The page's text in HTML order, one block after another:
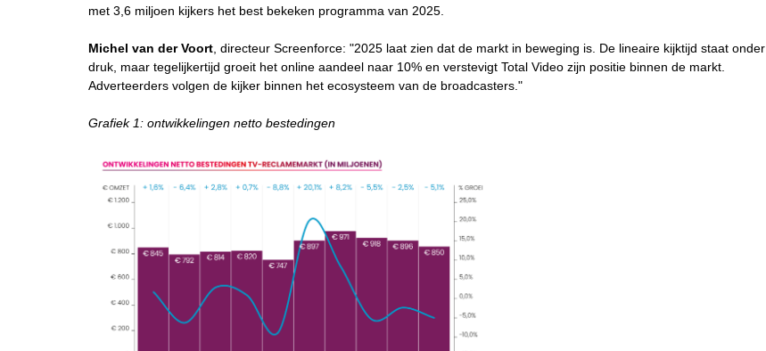
met 3,6 miljoen kijkers het best bekeken programma van 2025.
Michel van der Voort , directeur Screenforce: "2025 laat zien dat de markt in beweging is. De lineaire kijktijd staat onder
druk, maar tegelijkertijd groeit het online aandeel naar 10% en verstevigt Total Video zijn positie binnen de markt.
Adverteerders volgen de kijker binnen het ecosysteem van de broadcasters."
Grafiek 1: ontwikkelingen netto bestedingen